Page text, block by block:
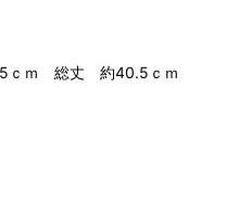
ｃｍ 総丈 約40.5ｃｍ